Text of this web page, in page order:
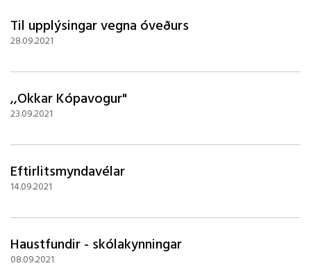
Til upplýsingar vegna óveðurs
28.09.2021
,,Okkar Kópavogur"
23.09.2021
Eftirlitsmyndavélar
14.09.2021
Haustfundir - skólakynningar
08.09.2021